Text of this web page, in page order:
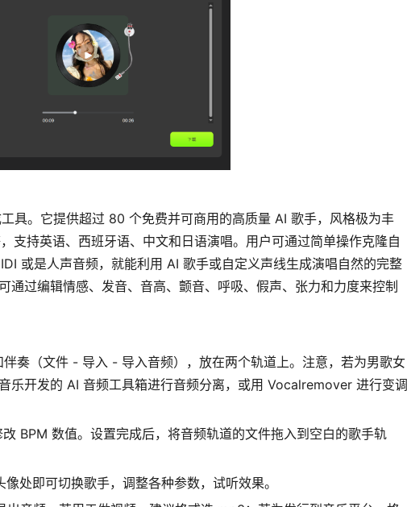
具。它提供超过 80 个免费并可商用的高质量 AI 歌手，风格极为丰
支持英语、西班牙语、中文和日语演唱。用户可通过简单操作克隆自
或是人声音频，就能利用 AI 歌手或自定义声线生成演唱自然的完整
通过编辑情感、发音、音高、颤音、呼吸、假声、张力和力度来控制
奏（文件 - 导入 - 导入音频），放在两个轨道上。注意，若为男歌女
乐开发的 AI 音频工具箱进行音频分离，或用 Vocalremover 进行变调
BPM 数值。设置完成后，将音频轨道的文件拖入到空白的歌手轨
处即可切换歌手，调整各种参数，试听效果。